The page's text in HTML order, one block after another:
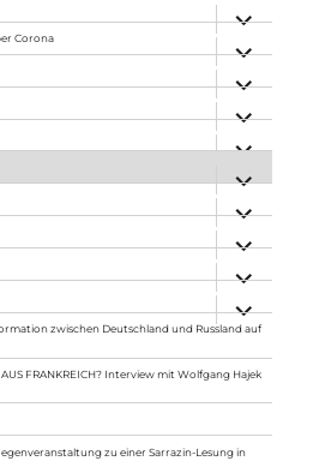
anzeigen
Corona
anzeigen
anzeigen
anzeigen
anzeigen
anzeigen
anzeigen
anzeigen
anzeigen
zwischen Deutschland und Russland auf
AUS FRANKREICH? Interview mit Wolfgang Hajek
zu einer Sarrazin-Lesung in